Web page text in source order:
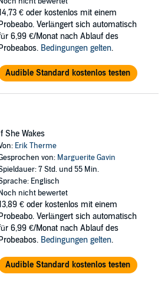
Erik Therme
€ oder kostenlos mit einem
Probeabo. Verlängert sich automatisch
6,99 €/Monat nach Ablauf des
Probeabos. Bedingungen gelten.
Audible Standard kostenlos testen
If She Wakes
Erik Therme
von: Marguerite Gavin
7 Std. und 55 Min.
Englisch
Noch nicht bewertet
€ oder kostenlos mit einem
Probeabo. Verlängert sich automatisch
6,99 €/Monat nach Ablauf des
Probeabos. Bedingungen gelten.
Audible Standard kostenlos testen